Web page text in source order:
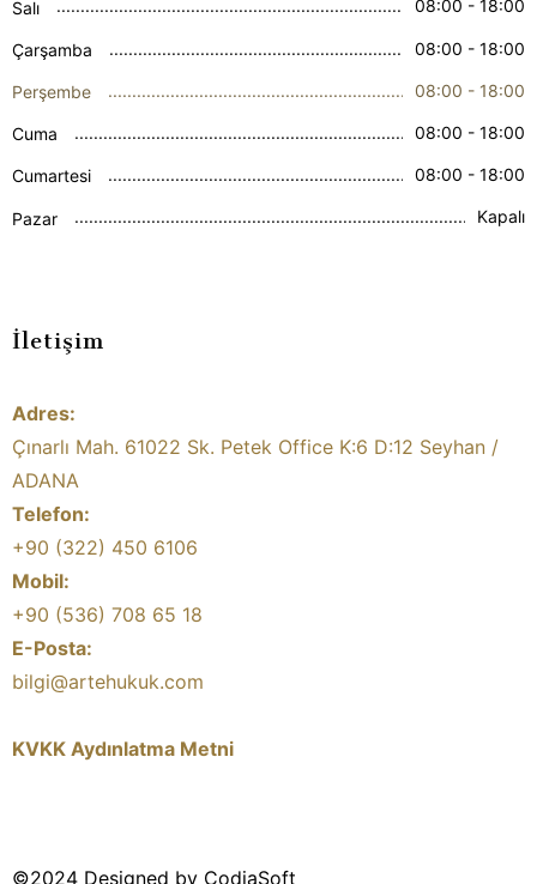
Salı 08:00 - 18:00
Çarşamba 08:00 - 18:00
Perşembe 08:00 - 18:00
Cuma 08:00 - 18:00
Cumartesi 08:00 - 18:00
Pazar Kapalı
İletişim
Adres:
Çınarlı Mah. 61022 Sk. Petek Office K:6 D:12 Seyhan /
ADANA
Telefon:
+90 (322) 450 6106
Mobil:
+90 (536) 708 65 18
E-Posta:
bilgi@artehukuk.com
KVKK Aydınlatma Metni
©2024 Designed by CodiaSoft